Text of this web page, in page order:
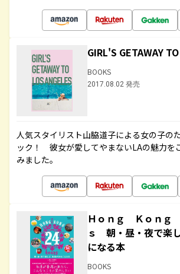
GIRL'S GETAWAY
BOOKS
2017.08.02 発売
人気スタイリスト山脇道子による女の子の
ック！ 彼女が愛してやまないLAの魅力を
みました。
Ｈｏｎｇ Ｋｏｎ
ｓ 朝・昼・夜で楽
になる本
BOOKS